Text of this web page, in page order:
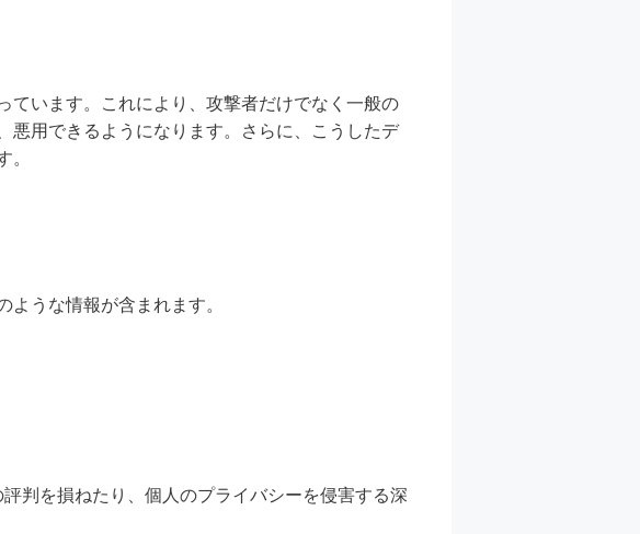
ています。これにより、攻撃者だけでなく一般の
悪用できるようになります。さらに、こうしたデ
。
うな情報が含まれます。
判を損ねたり、個人のプライバシーを侵害する深